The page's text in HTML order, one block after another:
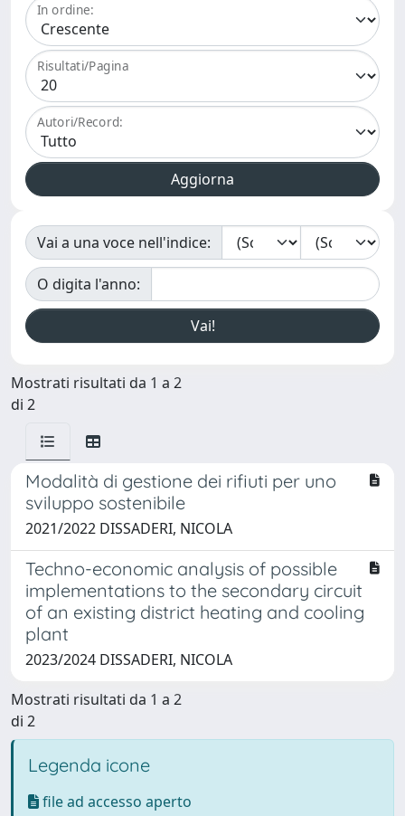
In ordine:
Risultati/Pagina
Autori/Record:
Vai a una voce nell'indice:
O digita l'anno:
Mostrati risultati da 1 a 2
di 2
Modalità di gestione dei rifiuti per uno
sviluppo sostenibile
2021/2022 DISSADERI, NICOLA
Techno-economic analysis of possible
implementations to the secondary circuit
of an existing district heating and cooling
plant
2023/2024 DISSADERI, NICOLA
Mostrati risultati da 1 a 2
di 2
Legenda icone
file ad accesso aperto